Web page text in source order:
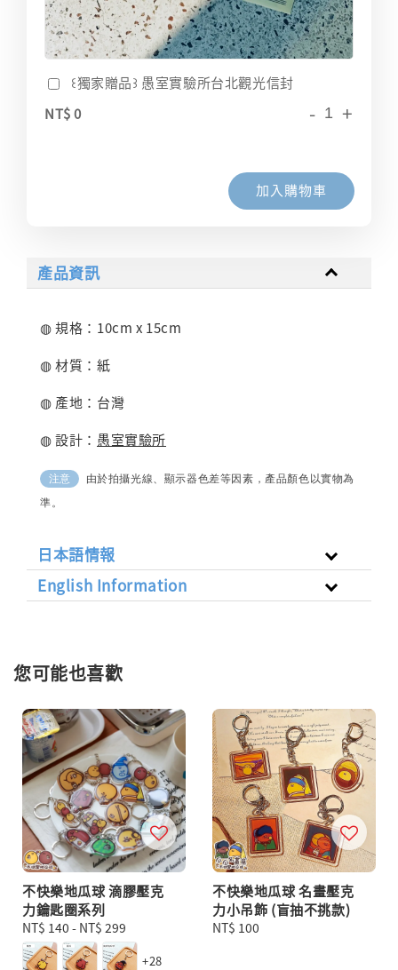
꒰獨家贈品꒱ 愚室實驗所台北觀光信封
NT$ 0
- +
加入購物車
產品資訊
◍ 規格：10cm x 15cm
◍ 材質：紙
◍ 產地：台灣
◍ 設計： 愚室實驗所
注意
由於拍攝光線、顯示器色差等因素，產品顏色以實物為
準。
日本語情報
English Information
您可能也喜歡
不快樂地瓜球 滴膠壓克
力鑰匙圈系列
Regular
price
NT$ 140 - NT$ 299
+28
不快樂地瓜球 名畫壓克
力小吊飾 (盲抽不挑款)
Regular
NT$ 100